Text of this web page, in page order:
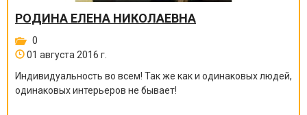
РОДИНА ЕЛЕНА НИКОЛАЕВНА
0
01 августа 2016 г.
Индивидуальность во всем! Так же как и одинаковых людей,
одинаковых интерьеров не бывает!